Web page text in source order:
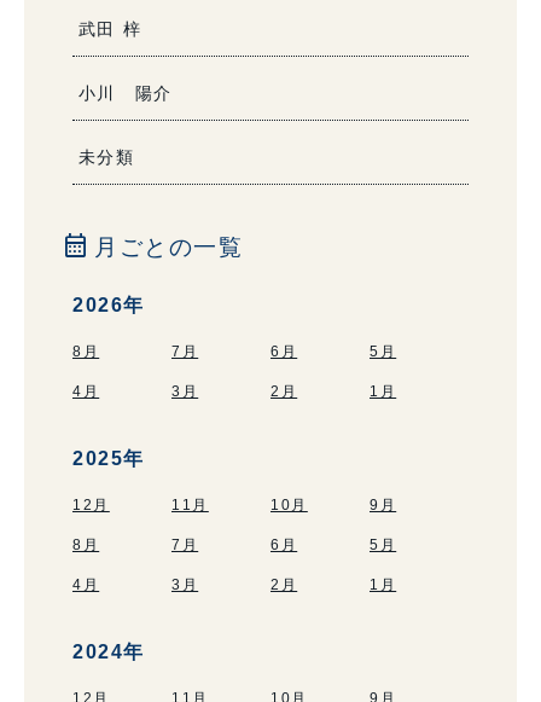
武田 梓
小川 陽介
未分類
calendar_month 月ごとの一覧
2026年
8月 7月 6月 5月
4月 3月 2月 1月
2025年
12月 11月 10月 9月
8月 7月 6月 5月
4月 3月 2月 1月
2024年
12月 11月 10月 9月